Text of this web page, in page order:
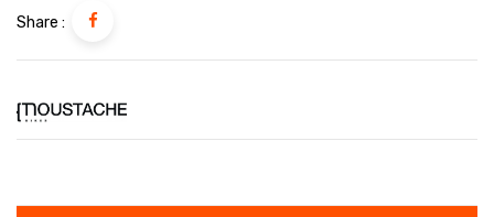
Share :